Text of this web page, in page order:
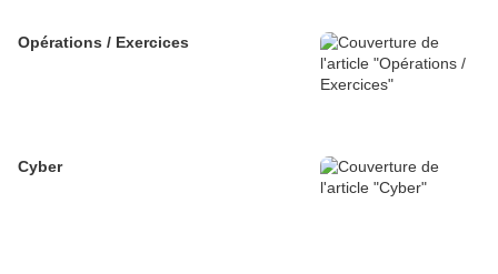
Opérations / Exercices
Cyber